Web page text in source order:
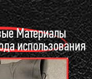
Материалы
использования